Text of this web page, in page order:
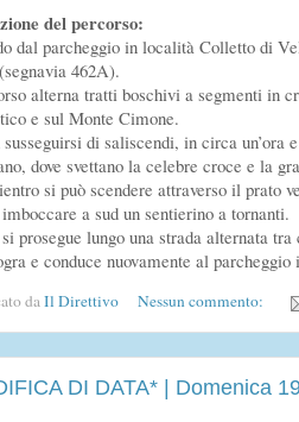
del percorso:
dal parcheggio in località Colletto di
(segnavia 462A).
alterna tratti boschivi a segmenti in
e sul Monte Cimone.
susseguirsi di saliscendi, in circa
dove svettano la celebre croce e la
si può scendere attraverso il prato
a sud un sentierino a tornanti.
prosegue lungo una strada alternata
e conduce nuovamente al parcheggio
daIl Direttivo Nessun commento:
DI DATA* | Domenica